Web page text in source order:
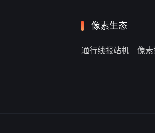
像素生态
通行线报站机 像素